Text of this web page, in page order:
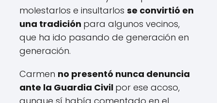
molestarlos e insultarlos se convirtió en
una tradición para algunos vecinos,
que ha ido pasando de generación en
generación.
Carmen no presentó nunca denuncia
ante la Guardia Civil por ese acoso,